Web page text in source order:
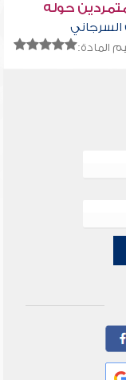
حوله
النصارى
السرجاني
المادة: